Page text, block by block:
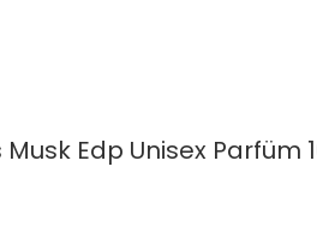
Edp Unisex Parfüm